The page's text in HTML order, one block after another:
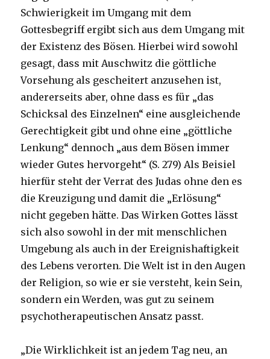
Schwierigkeit im Umgang mit dem
Gottesbegriff ergibt sich aus dem Umgang mit
der Existenz des Bösen. Hierbei wird sowohl
gesagt, dass mit Auschwitz die göttliche
Vorsehung als gescheitert anzusehen ist,
andererseits aber, ohne dass es für „das
Schicksal des Einzelnen“ eine ausgleichende
Gerechtigkeit gibt und ohne eine „göttliche
Lenkung“ dennoch „aus dem Bösen immer
wieder Gutes hervorgeht“ (S. 279) Als Beisiel
hierfür steht der Verrat des Judas ohne den es
die Kreuzigung und damit die „Erlösung“
nicht gegeben hätte. Das Wirken Gottes lässt
sich also sowohl in der mit menschlichen
Umgebung als auch in der Ereignishaftigkeit
des Lebens verorten. Die Welt ist in den Augen
der Religion, so wie er sie versteht, kein Sein,
sondern ein Werden, was gut zu seinem
psychotherapeutischen Ansatz passt.
„Die Wirklichkeit ist an jedem Tag neu, an